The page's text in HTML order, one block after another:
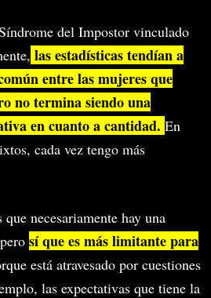
del Impostor vinculado
las estadísticas tendían a
entre las mujeres que
no termina siendo una
en cuanto a cantidad. En
cada vez tengo más
necesariamente hay una
sí que es más limitante para
está atravesado por cuestiones
las expectativas que tiene la